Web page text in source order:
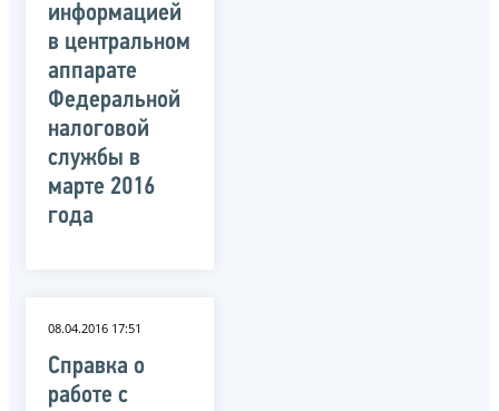
информацией
в центральном
аппарате
Федеральной
налоговой
службы в
марте 2016
года
08.04.2016 17:51
Справка о
работе с